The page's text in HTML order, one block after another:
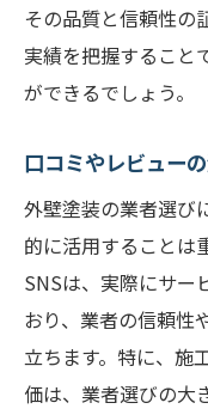
その品質と信頼性の
実績を把握すること
ができるでしょう。
口コミやレビュー
外壁塗装の業者選び
的に活用することは
SNSは、実際にサー
おり、業者の信頼性
立ちます。特に、施
価は、業者選びの大